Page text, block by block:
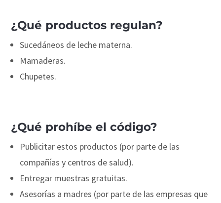
¿Qué productos regulan?
Sucedáneos de leche materna.
Mamaderas.
Chupetes.
¿Qué prohíbe el código?
Publicitar estos productos (por parte de las
compañías y centros de salud).
Entregar muestras gratuitas.
Asesorías a madres (por parte de las empresas que